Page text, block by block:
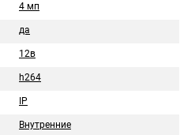
4 мп
да
12в
h264
IP
Внутренние